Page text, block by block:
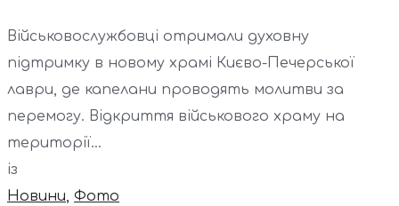
Військовослужбовці отримали духовну
підтримку в новому храмі Києво-Печерської
лаври, де капелани проводять молитви за
перемогу. Відкриття військового храму на
території...
із
Новини, Фото